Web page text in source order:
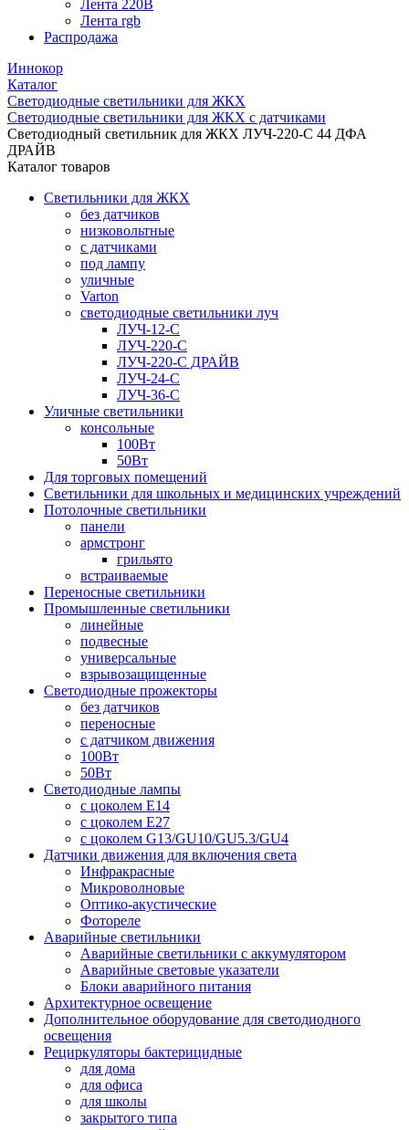
Лента 220В
Лента rgb
Распродажа
Иннокор
Каталог
Светодиодные светильники для ЖКХ
Светодиодные светильники для ЖКХ с датчиками
Светодиодный светильник для ЖКХ ЛУЧ-220-С 44 ДФА
ДРАЙВ
Каталог товаров
Светильники для ЖКХ
без датчиков
низковольтные
с датчиками
под лампу
уличные
Varton
светодиодные светильники луч
ЛУЧ-12-С
ЛУЧ-220-С
ЛУЧ-220-С ДРАЙВ
ЛУЧ-24-С
ЛУЧ-36-С
Уличные светильники
консольные
100Вт
50Вт
Для торговых помещений
Светильники для школьных и медицинских учреждений
Потолочные светильники
панели
армстронг
грильято
встраиваемые
Переносные светильники
Промышленные светильники
линейные
подвесные
универсальные
взрывозащищенные
Светодиодные прожекторы
без датчиков
переносные
с датчиком движения
100Вт
50Вт
Светодиодные лампы
с цоколем E14
с цоколем E27
с цоколем G13/GU10/GU5.3/GU4
Датчики движения для включения света
Инфракрасные
Микроволновые
Оптико-акустические
Фотореле
Аварийные светильники
Аварийные светильники с аккумулятором
Аварийные световые указатели
Блоки аварийного питания
Архитектурное освещение
Дополнительное оборудование для светодиодного
освещения
Рециркуляторы бактерицидные
для дома
для офиса
для школы
закрытого типа